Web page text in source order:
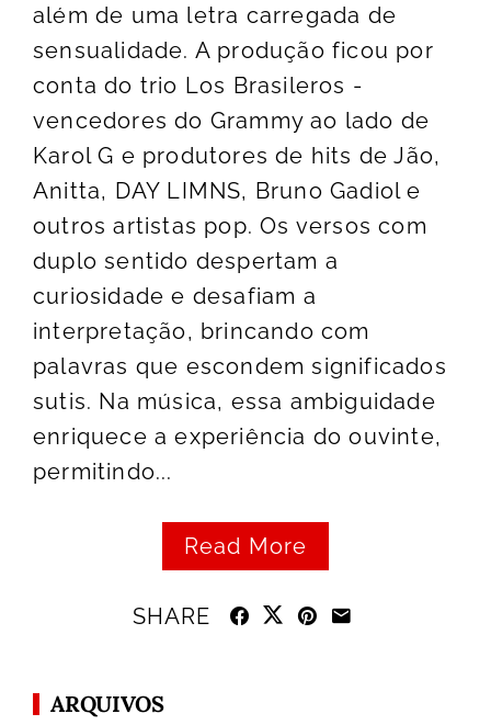
além de uma letra carregada de
sensualidade. A produção ficou por
conta do trio Los Brasileros -
vencedores do Grammy ao lado de
Karol G e produtores de hits de Jão,
Anitta, DAY LIMNS, Bruno Gadiol e
outros artistas pop. Os versos com
duplo sentido despertam a
curiosidade e desafiam a
interpretação, brincando com
palavras que escondem significados
sutis. Na música, essa ambiguidade
enriquece a experiência do ouvinte,
permitindo...
Read More
SHARE
ARQUIVOS